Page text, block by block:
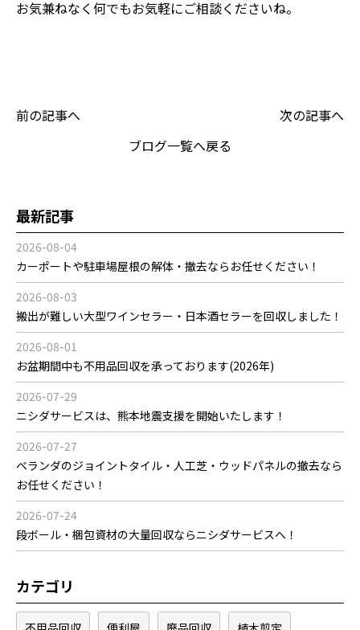
お気兼ねなく何でもお気軽にご相談くださいね。
前の記事へ
次の記事へ
ブログ一覧へ戻る
最新記事
2026-08-04
カーポートや駐車場屋根の解体・撤去ならお任せください！
2026-08-03
搬出が難しい大型ワインセラー・日本酒セラーを回収しました！
2026-08-01
お盆期間中も不用品回収を承っております(2026年)
2026-07-29
ニシダサービスは、熊本地震支援を開始いたします！
2026-07-27
ベランダのジョイントタイル・人工芝・ウッドパネルの撤去なら
お任せください！
2026-07-24
段ボール・梱包資材の大量回収ならニシダサービスへ！
カテゴリ